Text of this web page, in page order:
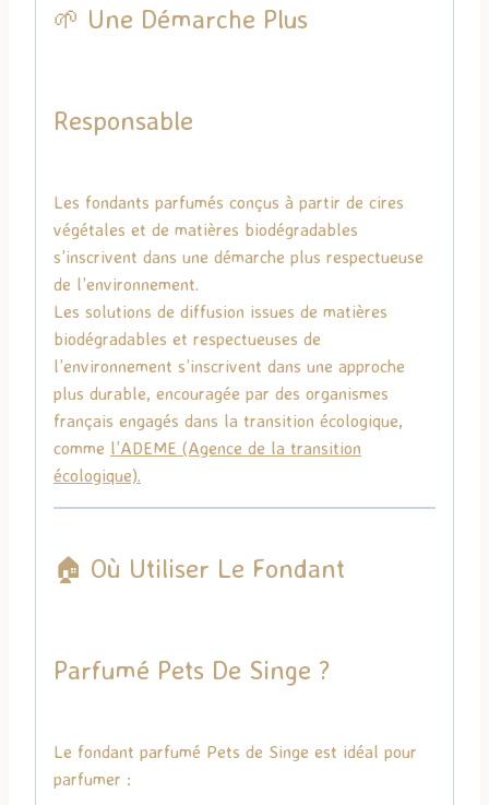
🌱 Une Démarche Plus
Responsable
Les fondants parfumés conçus à partir de cires
végétales et de matières biodégradables
s’inscrivent dans une démarche plus respectueuse
de l’environnement.
Les solutions de diffusion issues de matières
biodégradables et respectueuses de
l’environnement s’inscrivent dans une approche
plus durable, encouragée par des organismes
français engagés dans la transition écologique,
comme l’ADEME (Agence de la transition
écologique).
🏠 Où Utiliser Le Fondant
Parfumé Pets De Singe ?
Le fondant parfumé Pets de Singe est idéal pour
parfumer :